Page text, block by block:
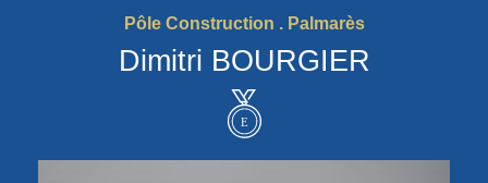
Pôle Construction . Palmarès
Dimitri BOURGIER
Découvrez un métier
S’informer
Nos partenaires